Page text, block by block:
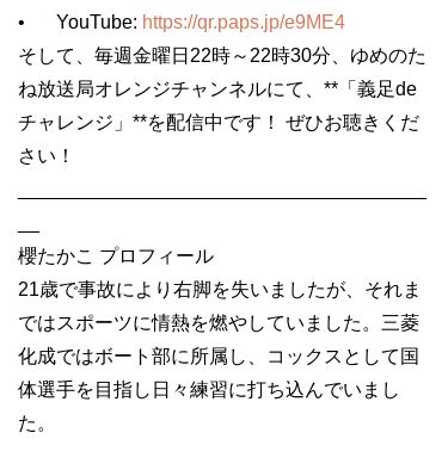
•
YouTube: https://qr.paps.jp/e9ME4
そして、毎週金曜日22時～22時30分、ゆめのた
ね放送局オレンジチャンネルにて、**「義足de
チャレンジ」**を配信中です！ ぜひお聴きくだ
さい！
櫻たかこ プロフィール
21歳で事故により右脚を失いましたが、それま
ではスポーツに情熱を燃やしていました。三菱
化成ではボート部に所属し、コックスとして国
体選手を目指し日々練習に打ち込んでいまし
た。